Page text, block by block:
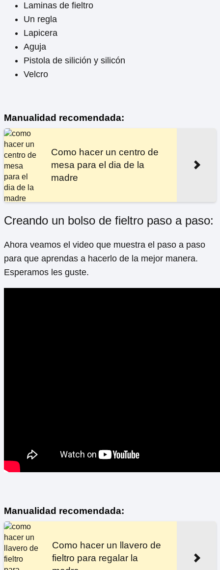
Laminas de fieltro
Un regla
Lapicera
Aguja
Pistola de silición y silicón
Velcro
Manualidad recomendada:
Como hacer un centro de
mesa para el dia de la
madre
Creando un bolso de fieltro paso a paso:
Ahora veamos el video que muestra el paso a paso
para que aprendas a hacerlo de la mejor manera.
Esperamos les guste.
Manualidad recomendada:
Como hacer un llavero de
fieltro para regalar la